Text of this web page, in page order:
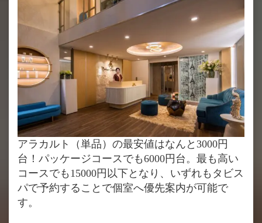
アラカルト（単品）の最安値はなんと3000円
台！パッケージコースでも6000円台。最も高い
コースでも15000円以下となり、いずれもタビス
パで予約することで個室へ優先案内が可能で
す。